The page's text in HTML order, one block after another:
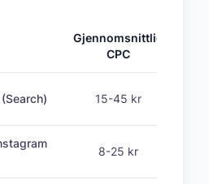
Gjennomsnittlig
CPC
15-45 kr
8-25 kr